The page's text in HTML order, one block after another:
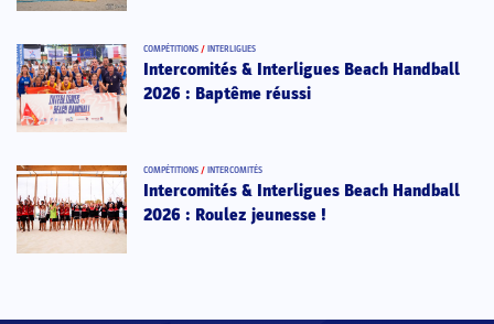
COMPÉTITIONS / INTERLIGUES
Intercomités & Interligues Beach Handball
2026 : Baptême réussi
COMPÉTITIONS / INTERCOMITÉS
Intercomités & Interligues Beach Handball
2026 : Roulez jeunesse !